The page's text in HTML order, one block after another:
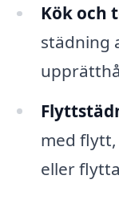
Kök och
städning
med
eller